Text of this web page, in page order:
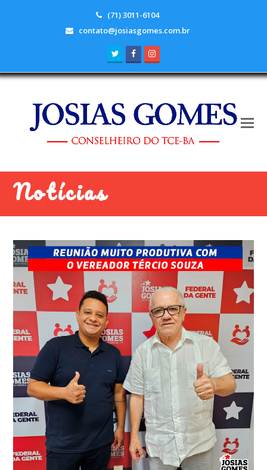
(71) 3011-6104
contato@josiasgomes.com.br
TwitterFacebook
Notícias